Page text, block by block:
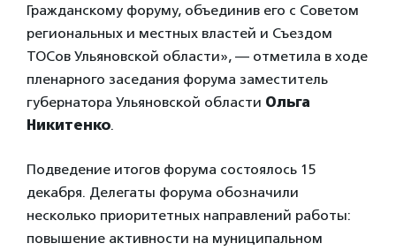
Гражданскому форуму, объединив его с Советом
региональных и местных властей и Съездом
ТОСов Ульяновской области», — отметила в ходе
пленарного заседания форума заместитель
губернатора Ульяновской области Ольга
Никитенко.
Подведение итогов форума состоялось 15
декабря. Делегаты форума обозначили
несколько приоритетных направлений работы:
повышение активности на муниципальном